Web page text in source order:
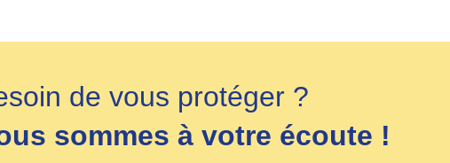
de vous protéger ?
sommes à votre écoute !